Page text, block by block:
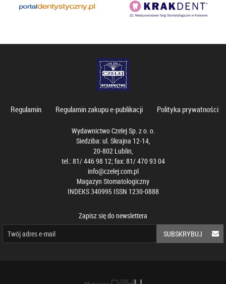
Regulamin Regulamin zakupu e-publikacji Polityka prywatności
Wydawnictwo Czelej Sp. z o. o.
Siedziba: ul. Skrajna 12-14,
20-802 Lublin,
tel.: 81/ 446 98 12; fax: 81/ 470 93 04
info@czelej.com.pl
Magazyn Stomatologiczny
INDEKS 340995 ISSN 1230-0888
Zapisz się do newslettera
SUBSKRYBUJ